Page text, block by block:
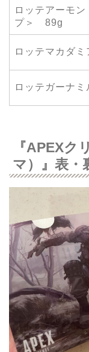
ロッテアーモ
プ＞ 89g
ロッテマカダ
ロッテガーナ
『APEXク
マ）』表・